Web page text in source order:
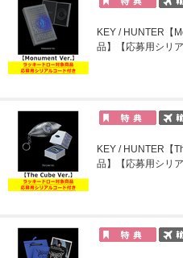
KEY / HUNTER【
品】【応募用シリ
KEY / HUNTER【
品】【応募用シリ